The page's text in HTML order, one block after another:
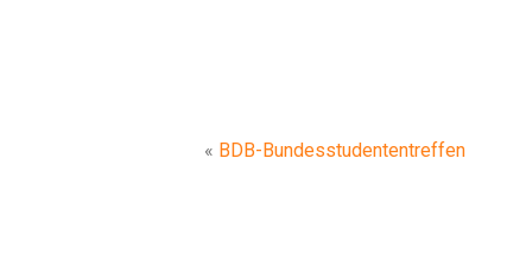
« BDB-Bundesstudententreffen